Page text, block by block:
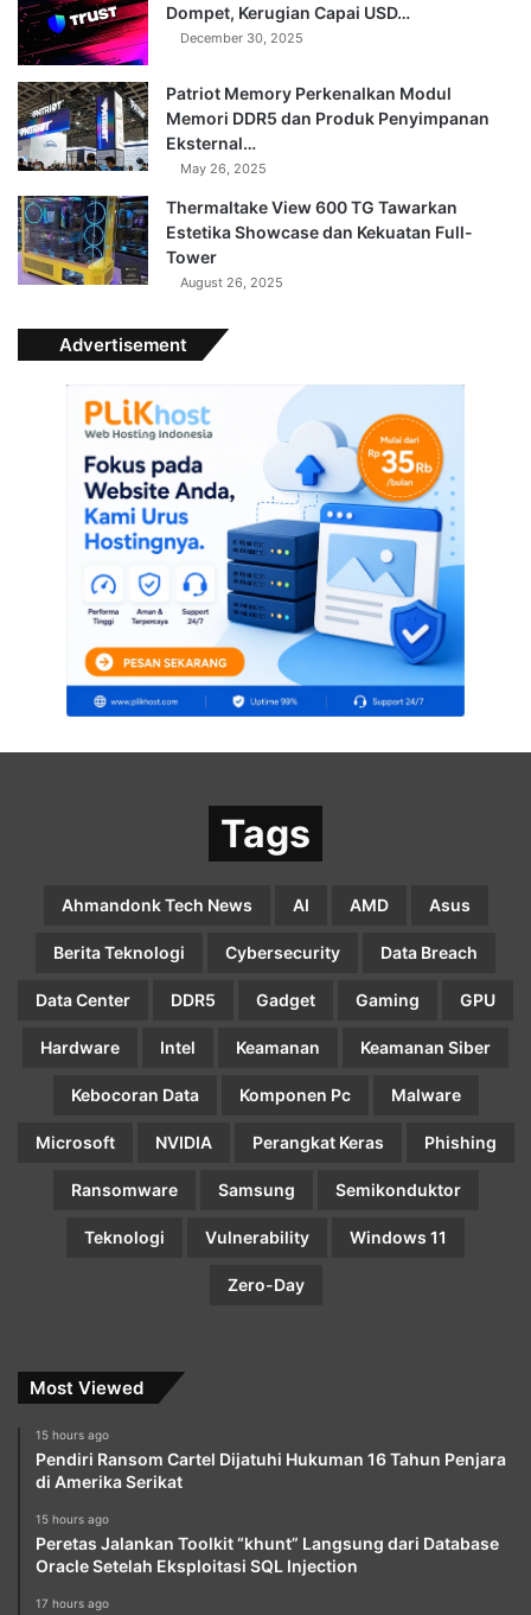
Dompet, Kerugian Capai USD…
December 30, 2025
Patriot Memory Perkenalkan Modul
Memori DDR5 dan Produk Penyimpanan
Eksternal…
May 26, 2025
Thermaltake View 600 TG Tawarkan
Estetika Showcase dan Kekuatan Full-
Tower
August 26, 2025
Advertisement
Tags
Ahmandonk Tech News AI AMD Asus
Berita Teknologi Cybersecurity Data Breach
Data Center DDR5 Gadget Gaming GPU
Hardware Intel Keamanan Keamanan Siber
Kebocoran Data Komponen Pc Malware
Microsoft NVIDIA Perangkat Keras Phishing
Ransomware Samsung Semikonduktor
Teknologi Vulnerability Windows 11
Zero-Day
Most Viewed
15 hours ago
Pendiri Ransom Cartel Dijatuhi Hukuman 16 Tahun Penjara
di Amerika Serikat
15 hours ago
Peretas Jalankan Toolkit “khunt” Langsung dari Database
Oracle Setelah Eksploitasi SQL Injection
17 hours ago